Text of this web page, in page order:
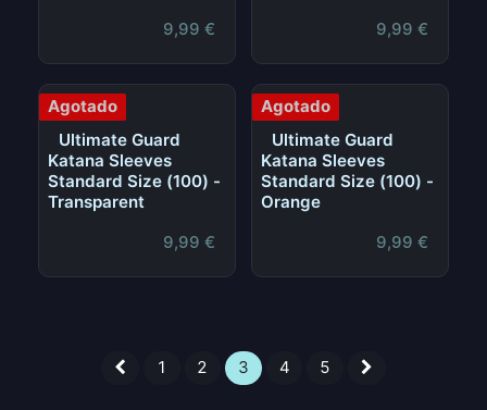
9,99 €
9,99 €
Agotado
Ultimate Guard
Katana Sleeves
Standard Size (100) -
Transparent
9,99 €
Agotado
Ultimate Guard
Katana Sleeves
Standard Size (100) -
Orange
9,99 €
1 2 3 4 5